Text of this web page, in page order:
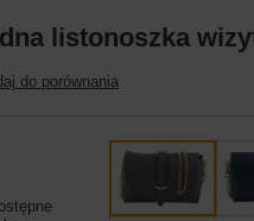
listonoszka
do porównania